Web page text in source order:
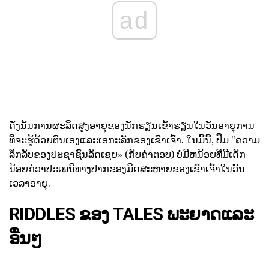
ad
ດັ່ງນັ້ນການຜະລິດສູງອາຍຸຂອງນັກຮຽນເຂົ້າຮຽນໃນວັນອາຍຸການ
ທີ່ຈະຮູ້ດ້ວຍຕົນເອງແລະເອກະລັກຂອງເຂົາເຈົ້າ. ໃນມື້ນີ້, ປຶ້ມ "ຄວາມ
ລຶກລັບຂອງປະຊາຊົນລັດເຊຍ» (ກັບຄໍາຕອບ) ບໍ່ມີຫນ້ອຍທີ່ມີເດັກ
ນ້ອຍກ່ວາປະເພນີທາງປາກຂອງມິດສະຫາຍຂອງເຂົາເຈົ້າໃນວັນ
ເວລາອາຍຸ.
RIDDLES ຂອງ TALES ພະຍາດແລະ
ອື່ນໆ